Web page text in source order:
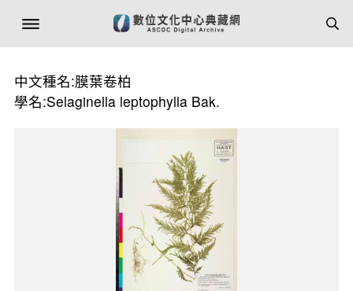
中文種名:膜葉卷柏
學名:Selaginella leptophylla Bak.